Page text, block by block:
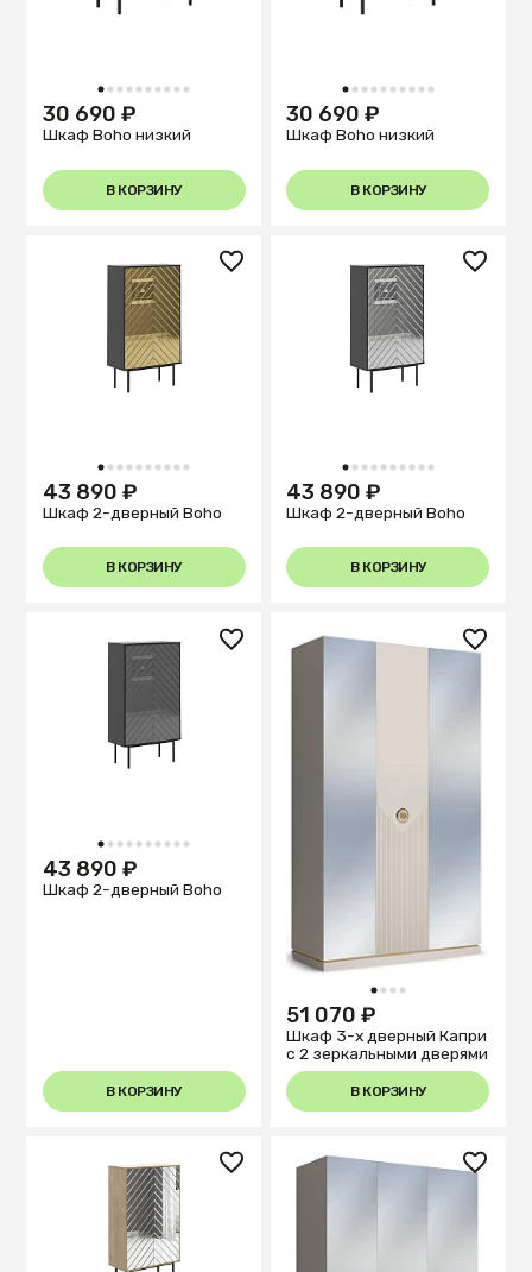
1 2 3 4 5 6 7 8 9 10
30 690 ₽
Шкаф Boho низкий
В КОРЗИНУ
1 2 3 4 5 6 7 8 9 10
30 690 ₽
Шкаф Boho низкий
В КОРЗИНУ
1 2 3 4 5 6 7 8 9 10
43 890 ₽
Шкаф 2-дверный Boho
В КОРЗИНУ
1 2 3 4 5 6 7 8 9 10
43 890 ₽
Шкаф 2-дверный Boho
В КОРЗИНУ
1 2 3 4 5 6 7 8 9 10
43 890 ₽
Шкаф 2-дверный Boho
В КОРЗИНУ
1 2 3 4
51 070 ₽
Шкаф 3-х дверный Капри
с 2 зеркальными дверями
В КОРЗИНУ